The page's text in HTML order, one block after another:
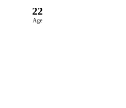
22
Age